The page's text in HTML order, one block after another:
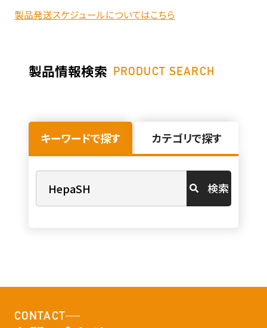
製品発送スケジュールについてはこちら
製品情報検索 PRODUCT SEARCH
キーワードで探す カテゴリで探す
検索
CONTACT